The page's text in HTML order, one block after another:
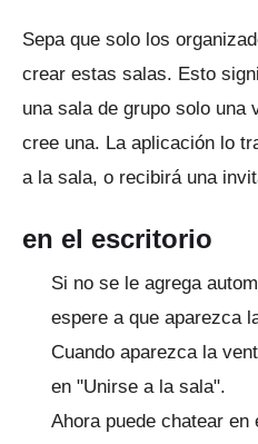
Sepa que solo los
crear estas salas. Esto
una sala de grupo solo una
cree una. La aplicación lo
a la sala, o recibirá una
en el escritorio
Si no se le agrega
espere a que aparezca
Cuando aparezca la
en "Unirse a la sala".
Ahora puede chatear